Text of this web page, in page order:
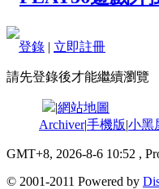
登錄 | 立即註冊
請先登錄後才能繼續瀏覽
|網站地圖
Archiver|手機版|小黑
GMT+8, 2026-8-6 10:52 ,
© 2001-2011 Powered by